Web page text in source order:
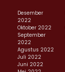
Desember
2022
Oktober 2022
September
2022
Agustus 2022
Juli 2022
Juni 2022